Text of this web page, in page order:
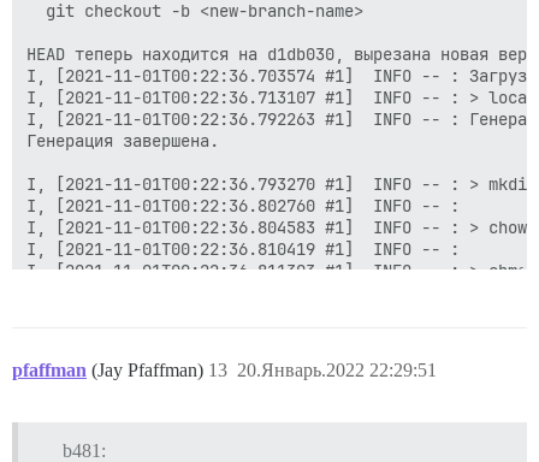
pfaffman (Jay Pfaffman) 20.Январь.2022 22:29:51
13
b481: